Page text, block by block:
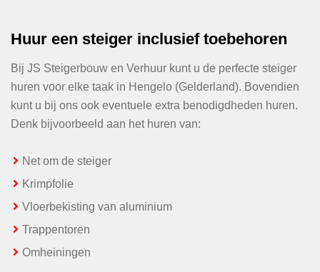
Huur een steiger inclusief toebehoren
Bij JS Steigerbouw en Verhuur kunt u de perfecte steiger
huren voor elke taak in Hengelo (Gelderland). Bovendien
kunt u bij ons ook eventuele extra benodigdheden huren.
Denk bijvoorbeeld aan het huren van:
Net om de steiger
Krimpfolie
Vloerbekisting van aluminium
Trappentoren
Omheiningen